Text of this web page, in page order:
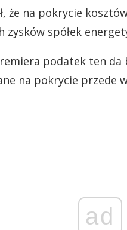
że na pokrycie
spółek
podatek ten
na pokrycie przede
ad